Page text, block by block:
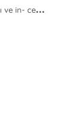
ve in- ce...